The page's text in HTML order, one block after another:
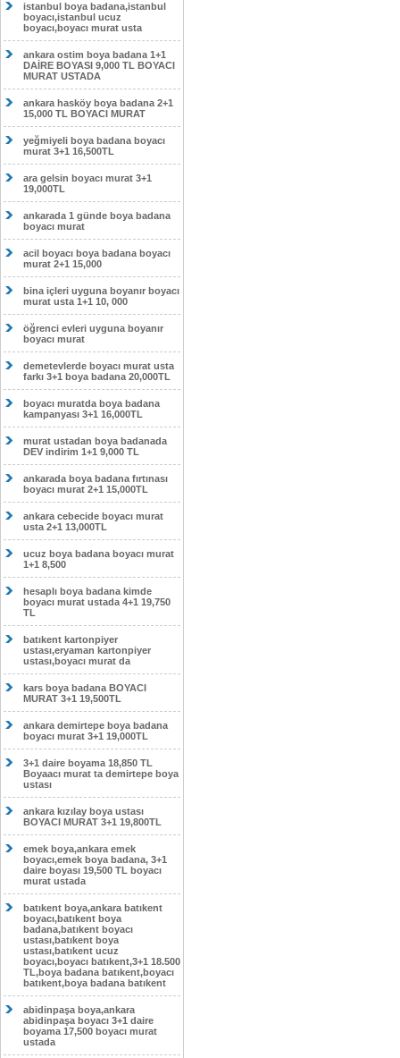
istanbul boya badana,istanbul
boyacı,istanbul ucuz
boyacı,boyacı murat usta
ankara ostim boya badana 1+1
DAİRE BOYASI 9,000 TL BOYACI
MURAT USTADA
ankara hasköy boya badana 2+1
15,000 TL BOYACI MURAT
yeğmiyeli boya badana boyacı
murat 3+1 16,500TL
ara gelsin boyacı murat 3+1
19,000TL
ankarada 1 günde boya badana
boyacı murat
acil boyacı boya badana boyacı
murat 2+1 15,000
bina içleri uyguna boyanır boyacı
murat usta 1+1 10, 000
öğrenci evleri uyguna boyanır
boyacı murat
demetevlerde boyacı murat usta
farkı 3+1 boya badana 20,000TL
boyacı muratda boya badana
kampanyası 3+1 16,000TL
murat ustadan boya badanada
DEV indirim 1+1 9,000 TL
ankarada boya badana fırtınası
boyacı murat 2+1 15,000TL
ankara cebecide boyacı murat
usta 2+1 13,000TL
ucuz boya badana boyacı murat
1+1 8,500
hesaplı boya badana kimde
boyacı murat ustada 4+1 19,750
TL
batıkent kartonpiyer
ustası,eryaman kartonpiyer
ustası,boyacı murat da
kars boya badana BOYACI
MURAT 3+1 19,500TL
ankara demirtepe boya badana
boyacı murat 3+1 19,000TL
3+1 daire boyama 18,850 TL
Boyaacı murat ta demirtepe boya
ustası
ankara kızılay boya ustası
BOYACI MURAT 3+1 19,800TL
emek boya,ankara emek
boyacı,emek boya badana, 3+1
daire boyası 19,500 TL boyacı
murat ustada
batıkent boya,ankara batıkent
boyacı,batıkent boya
badana,batıkent boyacı
ustası,batıkent boya
ustası,batıkent ucuz
boyacı,boyacı batıkent,3+1 18.500
TL,boya badana batıkent,boyacı
batıkent,boya badana batıkent
abidinpaşa boya,ankara
abidinpaşa boyacı 3+1 daire
boyama 17,500 boyacı murat
ustada